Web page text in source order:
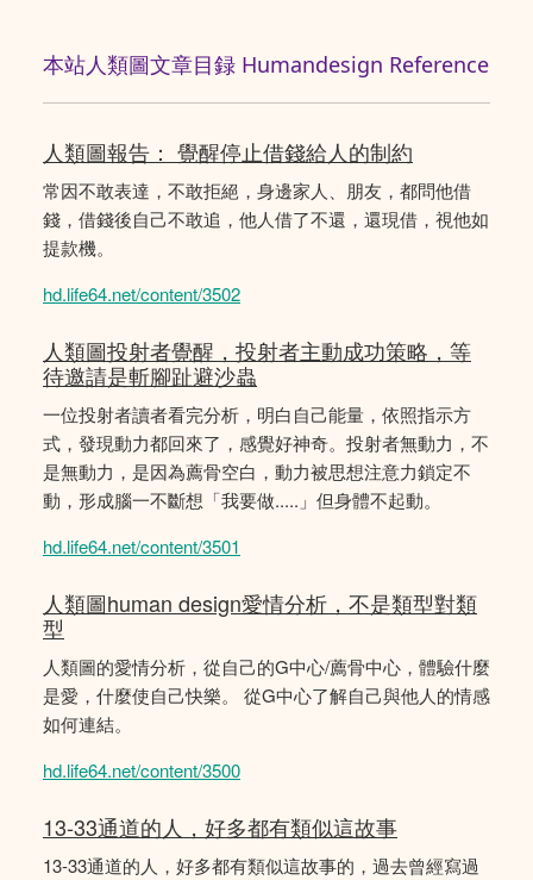
本站人類圖文章目録 Humandesign Reference
人類圖報告： 覺醒停止借錢給人的制約
常因不敢表達，不敢拒絕，身邊家人、朋友，都問他借
錢，借錢後自己不敢追，他人借了不還，還現借，視他如
提款機。
hd.life64.net/content/3502
人類圖投射者覺醒，投射者主動成功策略，等
待邀請是斬腳趾避沙蟲
一位投射者讀者看完分析，明白自己能量，依照指示方
式，發現動力都回來了，感覺好神奇。投射者無動力，不
是無動力，是因為薦骨空白，動力被思想注意力鎖定不
動，形成腦一不斷想「我要做.....」但身體不起動。
hd.life64.net/content/3501
人類圖human design愛情分析，不是類型對類
型
人類圖的愛情分析，從自己的G中心/薦骨中心，體驗什麼
是愛，什麼使自己快樂。 從G中心了解自己與他人的情感
如何連結。
hd.life64.net/content/3500
13-33通道的人，好多都有類似這故事
13-33通道的人，好多都有類似這故事的，過去曾經寫過